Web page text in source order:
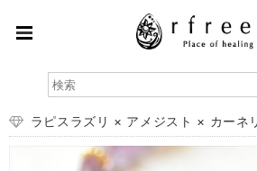
ラピスラズリ × アメジスト × カーネ